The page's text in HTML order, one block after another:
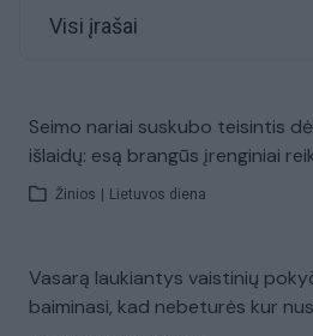
Visi įrašai
Seimo nariai suskubo teisintis
išlaidų: esą brangūs įrenginiai
Žinios Lietuvos diena
Vasarą laukiantys vaistinių
baiminasi, kad nebeturės kur